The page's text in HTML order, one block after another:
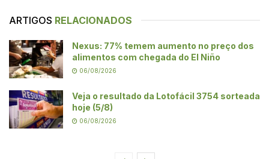
ARTIGOS RELACIONADOS
Nexus: 77% temem aumento no preço dos
alimentos com chegada do El Niño
06/08/2026
Veja o resultado da Lotofácil 3754 sorteada
hoje (5/8)
06/08/2026